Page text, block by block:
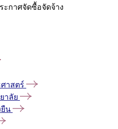
ะกาศจัดซื้อจัดจ้าง
าสตร์
าลัย
ยืน